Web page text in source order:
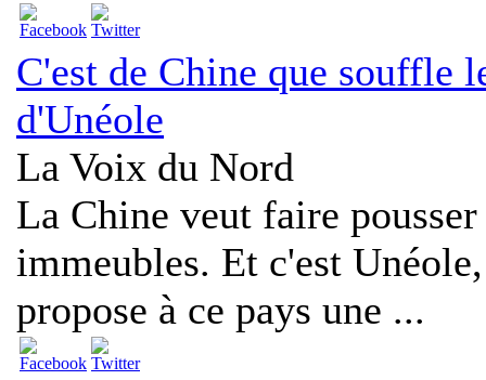
C'est de Chine que souffle
d'Unéole
La Voix du Nord
La Chine veut faire
immeubles. Et c'est
propose à ce pays une ...